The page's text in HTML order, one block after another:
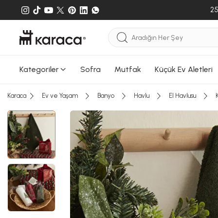
Kategoriler Sofra Mutfak Küçük Ev Aletleri
Karaca Ev ve Yaşam Banyo Havlu El Havlusu